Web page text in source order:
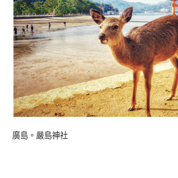
廣島。嚴島神社